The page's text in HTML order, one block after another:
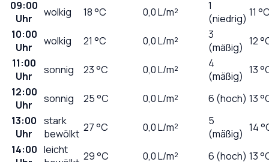
09:00
Uhr
wolkig 18°C 0,0L/m²
1
(niedrig) 11
10:00
Uhr
wolkig 21 °C 0,0L/m²
3
(mäßig) 12
11:00
Uhr
sonnig 23°C 0,0L/m²
4
(mäßig) 13
12:00
Uhr
sonnig 25°C 0,0L/m² 6 (hoch) 13
13:00
Uhr
stark
bewölkt 27°C 0,0L/m²
5
(mäßig) 14
14:00 leicht
29°C 0,0L/m² 6 (hoch) 13